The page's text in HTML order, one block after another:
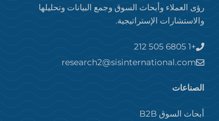
رؤى العملاء وأبحاث السوق وجمع البيانات وتحليلها
والاستشارات الإستراتيجية.
+1 212 505 6805
research2@sisinternational.com
الصناعات
أبحاث السوق B2B